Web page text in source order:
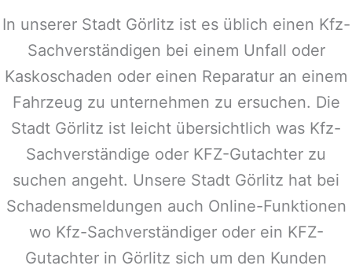
In unserer Stadt Görlitz ist es üblich einen Kfz-
Sachverständigen bei einem Unfall oder
Kaskoschaden oder einen Reparatur an einem
Fahrzeug zu unternehmen zu ersuchen. Die
Stadt Görlitz ist leicht übersichtlich was Kfz-
Sachverständige oder KFZ-Gutachter zu
suchen angeht. Unsere Stadt Görlitz hat bei
Schadensmeldungen auch Online-Funktionen
wo Kfz-Sachverständiger oder ein KFZ-
Gutachter in Görlitz sich um den Kunden